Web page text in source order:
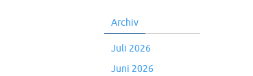
Archiv
Juli 2026
Juni 2026